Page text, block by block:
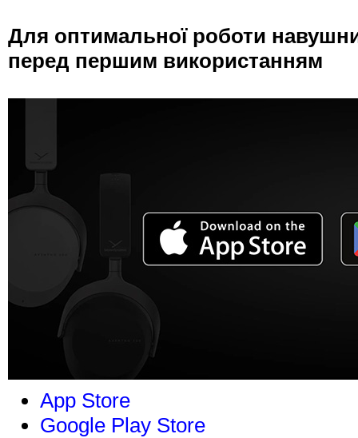
Для оптимальної роботи
перед першим використанням
App Store
Google Play Store